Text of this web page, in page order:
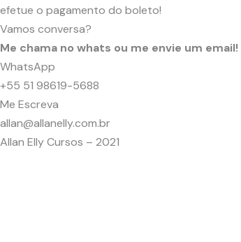
efetue o pagamento do boleto!
Vamos conversa?
Me chama no whats ou me envie um email!
WhatsApp
+55 51 98619-5688
Me Escreva
allan@allanelly.com.br
Allan Elly Cursos – 2021